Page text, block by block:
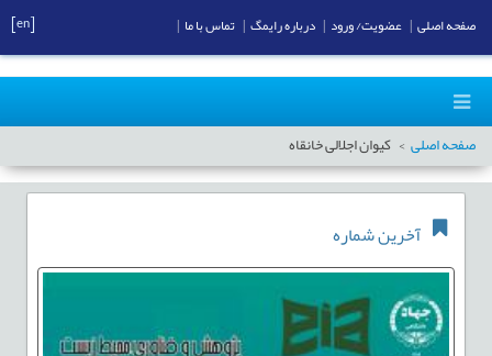
صفحه اصلی کیوان اجلالی خانقاه
آخرین شماره
صفحه اصلی عضویت/ ورود درباره رایمگ تماس با ما